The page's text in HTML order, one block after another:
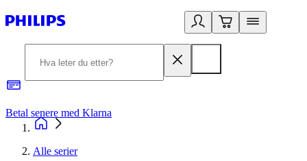
Betal senere med Klarna
Alle serier